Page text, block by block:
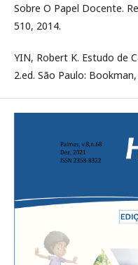
Sobre O Papel Docente.
510, 2014.
YIN, Robert K. Estudo de
2.ed. São Paulo: